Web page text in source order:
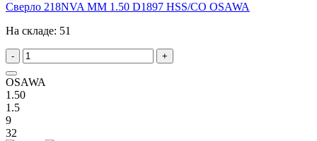
Сверло 218NVA MM 1.50 D1897 HSS/CO OSAWA
На складе: 51
- +
OSAWA
1.50
1.5
9
32